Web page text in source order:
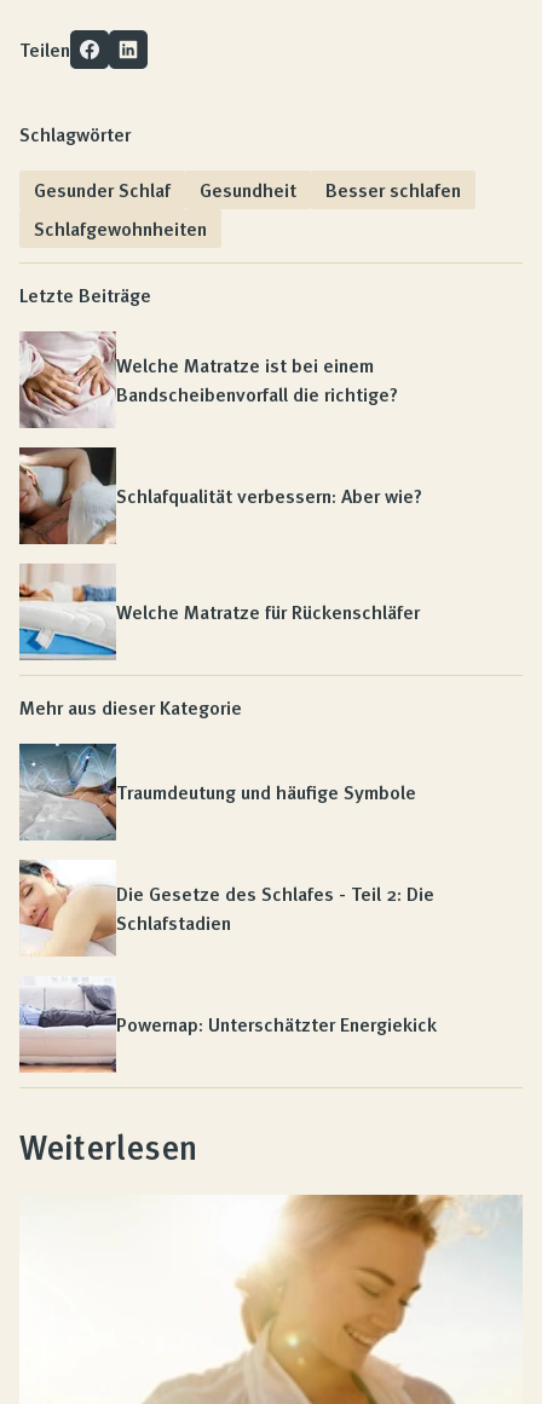
Teilen
Schlagwörter
Gesunder Schlaf
Gesundheit
Besser schlafen
Schlafgewohnheiten
Letzte Beiträge
Welche Matratze ist bei einem
Bandscheibenvorfall die richtige?
Schlafqualität verbessern: Aber wie?
Welche Matratze für Rückenschläfer
Mehr aus dieser Kategorie
Traumdeutung und häufige Symbole
Die Gesetze des Schlafes - Teil 2: Die
Schlafstadien
Powernap: Unterschätzter Energiekick
Weiterlesen